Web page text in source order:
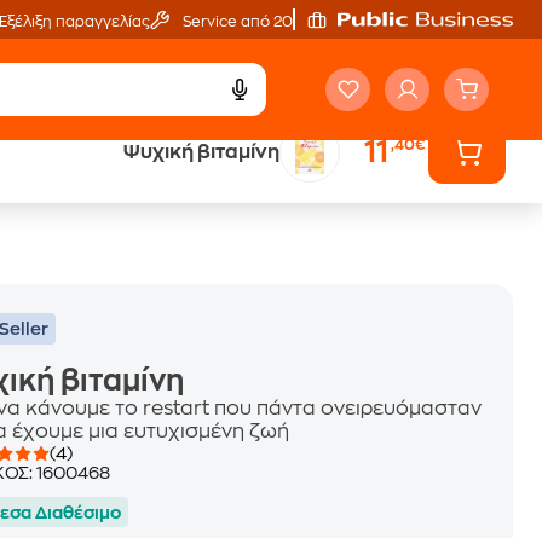
Εξέλιξη παραγγελίας Service από 20'
Ψυχική βιταμίνη 11,40€
Έλα στον κόσμο
βιταμίνη
κάνουμε το restart που πάντα ονειρευόμασταν
έχουμε μια ευτυχισμένη ζωή
(4)
1600468
Διαθέσιμο